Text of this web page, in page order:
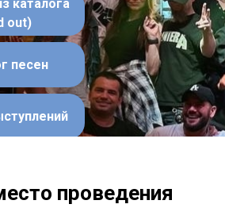
песен
каталога
out)
проведения